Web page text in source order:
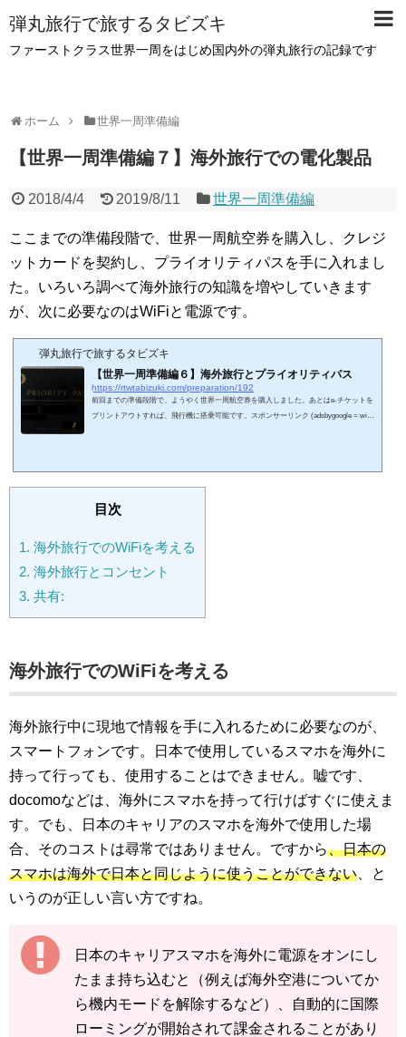
弾丸旅行で旅するタビズキ
ファーストクラス世界一周をはじめ国内外の弾丸旅行の記録です
ホーム 世界一周準備編
【世界一周準備編７】海外旅行での電化製品
2018/4/4 2019/8/11 世界一周準備編
ここまでの準備段階で、世界一周航空券を購入し、クレジ
ットカードを契約し、プライオリティパスを手に入れまし
た。いろいろ調べて海外旅行の知識を増やしていきます
が、次に必要なのはWiFiと電源です。
弾丸旅行で旅するタビズキ
【世界一周準備編６】海外旅行とプライオリティパス
https://rtwtabizuki.com/preparation/192
前回までの準備段階で、ようやく世界一周航空券を購入しました。あとはe-チケットを
プリントアウトすれば、飛行機に搭乗可能です。スポンサーリンク (adsbygoogle = wind
目次
1. 海外旅行でのWiFiを考える
2. 海外旅行とコンセント
3. 共有:
海外旅行でのWiFiを考える
海外旅行中に現地で情報を手に入れるために必要なのが、
スマートフォンです。日本で使用しているスマホを海外に
持って行っても、使用することはできません。嘘です、
docomoなどは、海外にスマホを持って行けばすぐに使えま
す。でも、日本のキャリアのスマホを海外で使用した場
合、そのコストは尋常ではありません。ですから、日本の
スマホは海外で日本と同じように使うことができない 、と
いうのが正しい言い方ですね。
日本のキャリアスマホを海外に電源をオンにし
たまま持ち込むと（例えば海外空港についてか
ら機内モードを解除するなど）、自動的に国際
ローミングが開始されて課金されることがあり